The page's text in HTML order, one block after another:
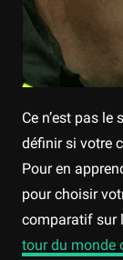
Ce n’est pas
définir si votre
Pour en
pour choisir
comparatif sur
tour du monde